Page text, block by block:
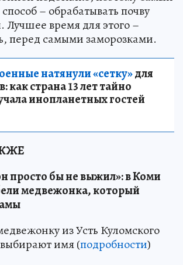
– обрабатывать почву
время для этого –
перед самыми заморозками.
натянули «сетку»для
как страна 13 лет тайно
инопланетных гостей
просто бы не выжил»: в Коми
медвежонка, который
из Усть Куломского
имя (подробности)